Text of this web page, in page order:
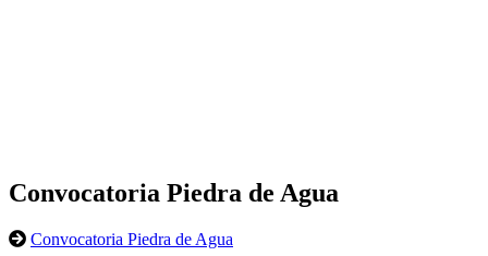
Convocatoria Piedra de Agua
Convocatoria Piedra de Agua